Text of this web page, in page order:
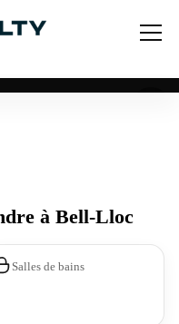
à Bell-Lloc
Salles de bains